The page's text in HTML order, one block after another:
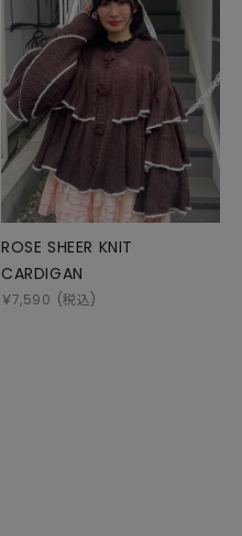
ROSE SHEER KNIT
CARDIGAN
￥7,590 (税込)